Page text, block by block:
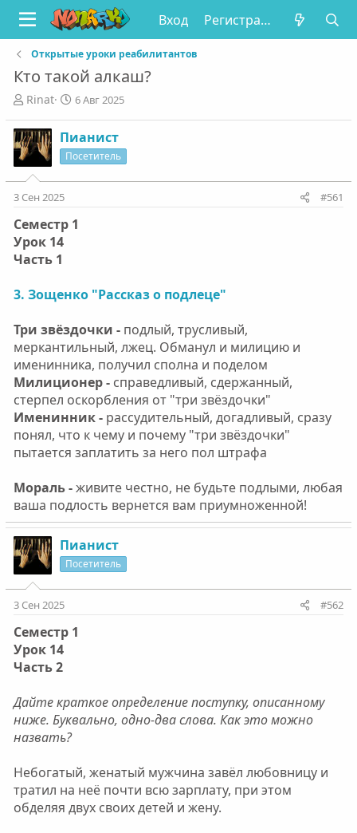
Вход Регистрация
Открытые уроки реабилитантов
Кто такой алкаш?
А
т
о
р
т
м
ы
Rinat
Д
а
н
л
6 Авг 2025
Пианист
Посетитель
3 Сен 2025 #561
Семестр 1
Урок 14
Часть 1
3. Зощенко "Рассказ о подлеце"
Три звёздочки - подлый, трусливый,
меркантильный, лжец. Обманул и милицию и
именинника, получил сполна и поделом
Милиционер - справедливый, сдержанный,
стерпел оскорбления от "три звёздочки"
Именинник - рассудительный, догадливый, сразу
понял, что к чему и почему "три звёздочки"
пытается заплатить за него пол штрафа
Мораль -живите честно, не будьте подлыми, любая
ваша подлость вернется вам приумноженной!
Пианист
Посетитель
3 Сен 2025 #562
Семестр 1
Урок 14
Часть 2
Дайте краткое определение поступку, описанному
ниже. Буквально, одно-два слова. Как это можно
назвать?
Небогатый, женатый мужчина завёл любовницу и
тратил на неё почти всю зарплату, при этом
обделяя двух своих детей и жену.